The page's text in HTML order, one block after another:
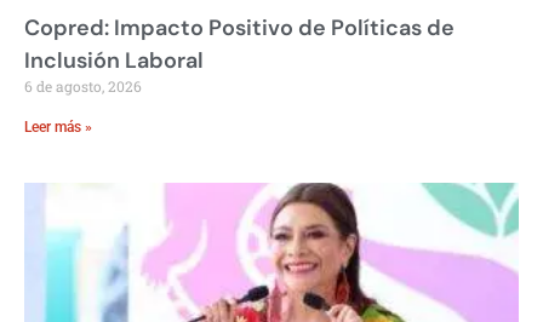
Copred: Impacto Positivo de Políticas de
Inclusión Laboral
6 de agosto, 2026
Leer más »